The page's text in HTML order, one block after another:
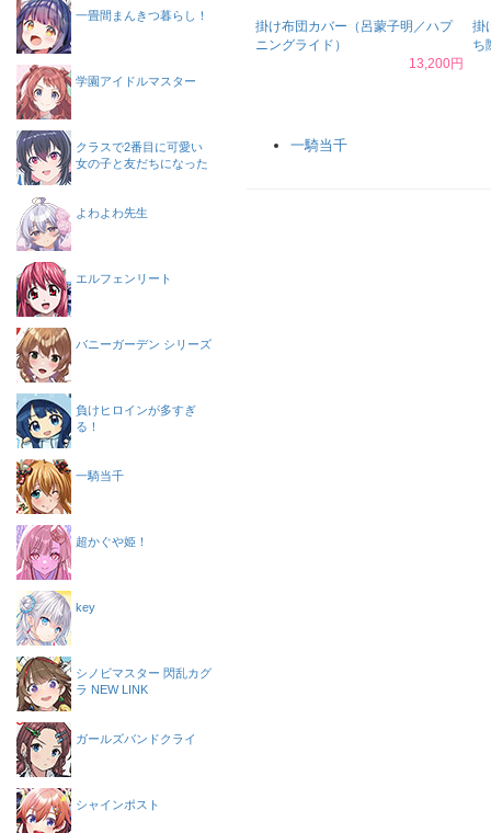
掛け布団カバー（呂蒙子明／ハプ
ニングライド）
13,200円
掛
ち
一騎当千
一畳間まんきつ暮らし！
学園アイドルマスター
クラスで2番目に可愛い
女の子と友だちになった
よわよわ先生
エルフェンリート
バニーガーデン シリーズ
負けヒロインが多すぎ
る！
一騎当千
超かぐや姫！
key
シノビマスター 閃乱カグ
ラ NEW LINK
ガールズバンドクライ
シャインポスト